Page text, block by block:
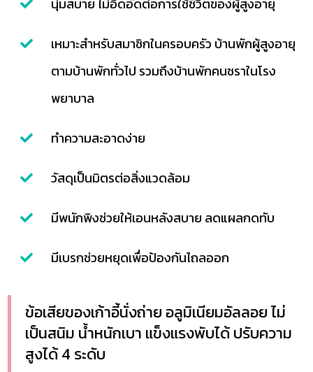
เหมาะสำหรับสมาชิกในครอบครัว บ้านพักผู้สูงอายุ
ตามบ้านพักทั่วไป รวมถึงบ้านพักคนชราในโรง
พยาบาล
ทำความสะอาดง่าย
วัสดุเป็นมิตรต่อสิ่งแวดล้อม
มีพนักพิงช่วยให้เอนหลังสบาย ลดแผลกดทับ
มีเบรกช่วยหยุดเพื่อป้องกันไถลออก
ข้อเสียของเก้าอี้นั่งถ่าย อลูมิเนียมอัลลอย ไม่
เป็นสนิม น้ำหนักเบา แข็งแรงพับได้ ปรับความ
สูงได้ 4 ระดับ